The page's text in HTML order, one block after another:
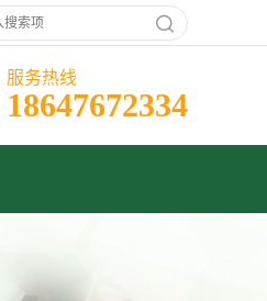
服务热线
18647672334